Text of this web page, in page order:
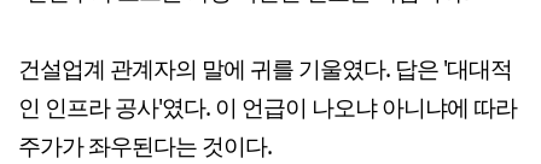
건설업계 관계자의 말에 귀를 기울였다. 답은 '대대적
인 인프라 공사'였다. 이 언급이 나오냐 아니냐에 따라
주가가 좌우된다는 것이다.